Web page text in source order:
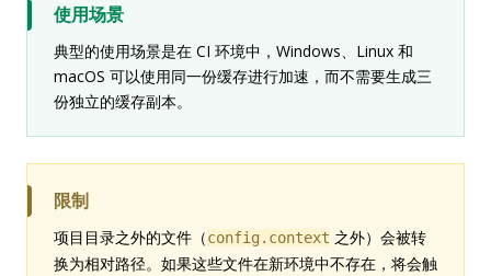
使用场景
典型的使用场景是在 CI 环境中，Windows、Linux 和
macOS 可以使用同一份缓存进行加速，而不需要生成三
份独立的缓存副本。
限制
项目目录之外的文件（config.context 之外）会被转
换为相对路径。如果这些文件在新环境中不存在，将会触